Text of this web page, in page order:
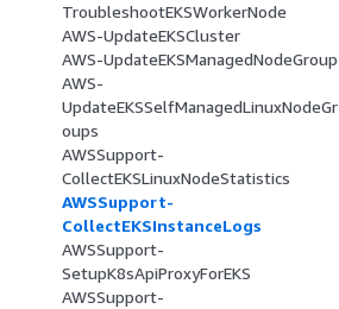
TroubleshootEKSWorkerNode
AWS-UpdateEKSCluster
AWS-UpdateEKSManagedNodeGroup
AWS-
UpdateEKSSelfManagedLinuxNodeGr
oups
AWSSupport-
CollectEKSLinuxNodeStatistics
AWSSupport-
CollectEKSInstanceLogs
AWSSupport-
SetupK8sApiProxyForEKS
AWSSupport-